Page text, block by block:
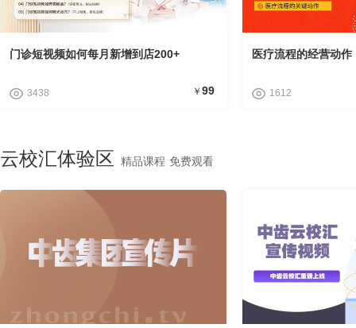
门诊短视频如何每月新增到店200+
3438 ￥ 99
医疗流程的经营动作
1612
云校汇体验区 精品课程 免费观看